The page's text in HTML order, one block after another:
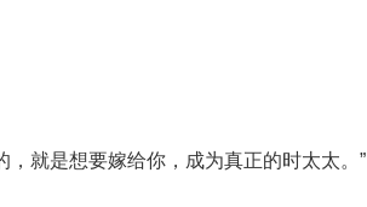
，就是想要嫁给你，成为真正的时太太。”